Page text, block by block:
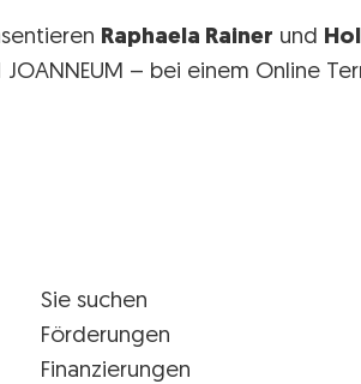
Raphaela Rainer und
– bei einem Online
Sie suchen
Förderungen
Finanzierungen